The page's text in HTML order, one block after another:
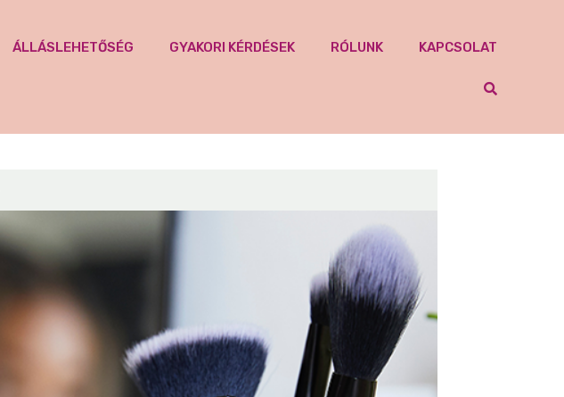
ÁLLÁSLEHETŐSÉG GYAKORI KÉRDÉSEK RÓLUNK KAPCSOLAT